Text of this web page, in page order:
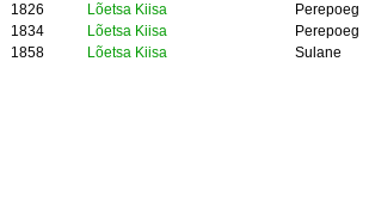
1826
Lõetsa Kiisa
Perepoeg
1834
Lõetsa Kiisa
Perepoeg
1858
Lõetsa Kiisa Sulane